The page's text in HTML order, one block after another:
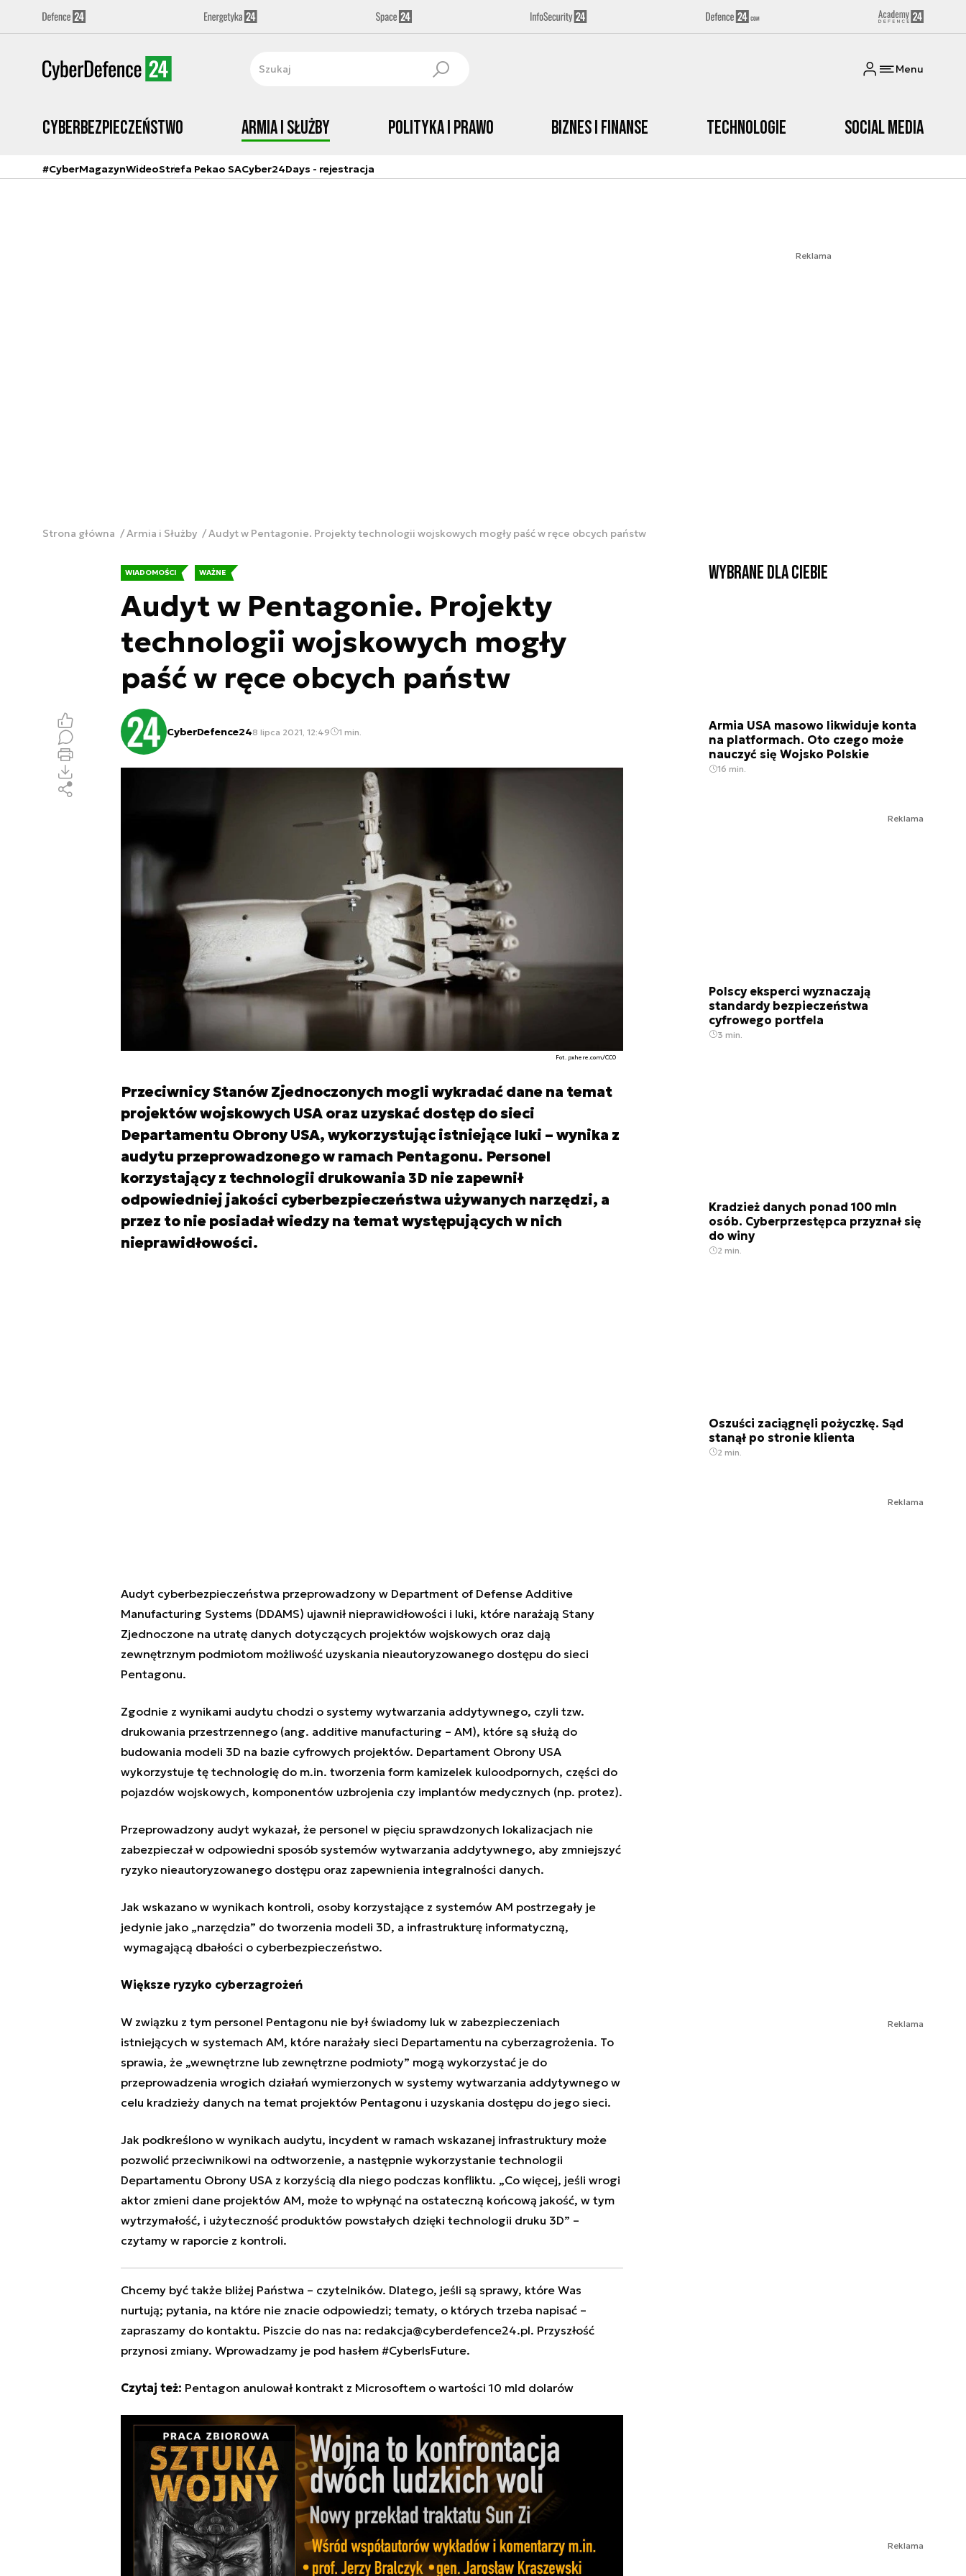
Menu
Cyberbezpieczeństwo Armia i Służby Polityka i prawo Biznes i Finanse Technologie Social media
#CyberMagazynWideoStrefa Pekao SACyber24Days - rejestracja
Reklama
Strona główna Armia i Służby Audyt w Pentagonie. Projekty technologii wojskowych mogły paść w ręce obcych państw
WIADOMOŚCI WAŻNE
Audyt w Pentagonie. Projekty
technologii wojskowych mogły
paść w ręce obcych państw
CyberDefence248 lipca 2021, 12:49 1 min.
Fot. pxhere.com/CC0
Przeciwnicy Stanów Zjednoczonych mogli wykradać dane na temat
projektów wojskowych USA oraz uzyskać dostęp do sieci
Departamentu Obrony USA, wykorzystując istniejące luki – wynika z
audytu przeprowadzonego w ramach Pentagonu. Personel
korzystający z technologii drukowania 3D nie zapewnił
odpowiedniej jakości cyberbezpieczeństwa używanych narzędzi, a
przez to nie posiadał wiedzy na temat występujących w nich
nieprawidłowości.
Audyt cyberbezpieczeństwa przeprowadzony w Department of Defense Additive
Manufacturing Systems (DDAMS) ujawnił nieprawidłowości i luki, które narażają Stany
Zjednoczone na utratę danych dotyczących projektów wojskowych oraz dają
zewnętrznym podmiotom możliwość uzyskania nieautoryzowanego dostępu do sieci
Pentagonu.
Zgodnie z wynikami audytu chodzi o systemy wytwarzania addytywnego, czyli tzw.
drukowania przestrzennego (ang. additive manufacturing – AM), które są służą do
budowania modeli 3D na bazie cyfrowych projektów. Departament Obrony USA
wykorzystuje tę technologię do m.in. tworzenia form kamizelek kuloodpornych, części do
pojazdów wojskowych, komponentów uzbrojenia czy implantów medycznych (np. protez).
Przeprowadzony audyt wykazał, że personel w pięciu sprawdzonych lokalizacjach nie
zabezpieczał w odpowiedni sposób systemów wytwarzania addytywnego, aby zmniejszyć
ryzyko nieautoryzowanego dostępu oraz zapewnienia integralności danych.
Jak wskazano w wynikach kontroli, osoby korzystające z systemów AM postrzegały je
jedynie jako „narzędzia” do tworzenia modeli 3D, a infrastrukturę informatyczną,
wymagającą dbałości o cyberbezpieczeństwo.
Większe ryzyko cyberzagrożeń
W związku z tym personel Pentagonu nie był świadomy luk w zabezpieczeniach
istniejących w systemach AM, które narażały sieci Departamentu na cyberzagrożenia. To
sprawia, że „wewnętrzne lub zewnętrzne podmioty” mogą wykorzystać je do
przeprowadzenia wrogich działań wymierzonych w systemy wytwarzania addytywnego w
celu kradzieży danych na temat projektów Pentagonu i uzyskania dostępu do jego sieci.
Jak podkreślono w wynikach audytu, incydent w ramach wskazanej infrastruktury może
pozwolić przeciwnikowi na odtworzenie, a następnie wykorzystanie technologii
Departamentu Obrony USA z korzyścią dla niego podczas konfliktu. „Co więcej, jeśli wrogi
aktor zmieni dane projektów AM, może to wpłynąć na ostateczną końcową jakość, w tym
wytrzymałość, i użyteczność produktów powstałych dzięki technologii druku 3D” –
czytamy w raporcie z kontroli.
Chcemy być także bliżej Państwa – czytelników. Dlatego, jeśli są sprawy, które Was
nurtują; pytania, na które nie znacie odpowiedzi; tematy, o których trzeba napisać –
zapraszamy do kontaktu. Piszcie do nas na: redakcja@cyberdefence24.pl. Przyszłość
przynosi zmiany. Wprowadzamy je pod hasłem #CyberIsFuture.
Czytaj też: Pentagon anulował kontrakt z Microsoftem o wartości 10 mld dolarów
Wybrane dla Ciebie
Armia USA masowo likwiduje konta
na platformach. Oto czego może
nauczyć się Wojsko Polskie
16 min.
Reklama
Polscy eksperci wyznaczają
standardy bezpieczeństwa
cyfrowego portfela
3 min.
Kradzież danych ponad 100 mln
osób. Cyberprzestępca przyznał się
do winy
2 min.
Oszuści zaciągnęli pożyczkę. Sąd
stanął po stronie klienta
2 min.
Reklama
Reklama
Reklama